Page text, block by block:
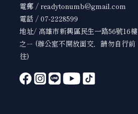
電郵 / readytonumb@gmail.com
電話 / 07-2228599
地址/ 高雄市新興區民生一路56號16樓
之ㄧ (辦公室不開放面交，請勿自行前
往)